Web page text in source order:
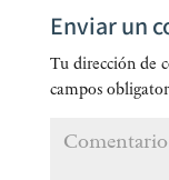
Enviar un
Tu dirección de
campos